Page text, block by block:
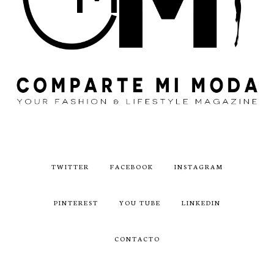
TWITTER FACEBOOK INSTAGRAM
PINTEREST YOU TUBE LINKEDIN
CONTACTO